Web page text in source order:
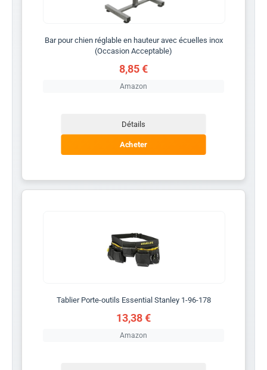
Bar pour chien réglable en hauteur avec écuelles inox
(Occasion Acceptable)
8,85 €
Amazon
Détails
Acheter
Tablier Porte-outils Essential Stanley 1-96-178
13,38 €
Amazon